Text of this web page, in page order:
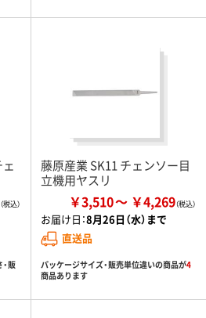
販
藤原産業 SK11 チェンソー目
立機用ヤスリ
￥3,510 ￥4,269
お届け日：8月26日（水）まで
直送品
パッケージサイズ・販売単位違いの商品が4
商品あります